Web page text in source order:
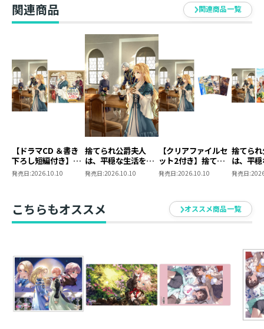
関連商品 関連商品一覧
【ドラマCD ＆書き
下ろし短編付き】捨
てられ公爵夫人は、
サイン本】
発売日:2026.10.10
捨てられ公爵夫人
は、平穏な生活をお
望みのようです5
発売日:2026.10.10
【クリアファイルセ
ット2付き】捨てら
れ公爵夫人は、平穏
発売日:2026.10.10
捨てら
は、平
望みの
タミエ
本】
発売日:
こちらもオススメ オススメ商品一覧